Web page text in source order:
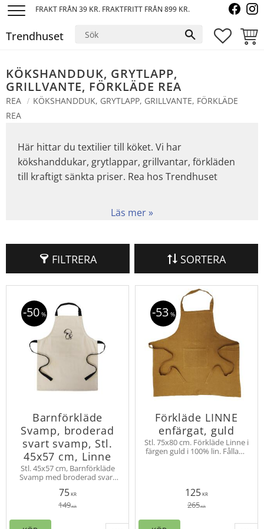
FRAKT FRÅN 39 KR. FRAKTFRITT FRÅN 899 KR.
Trendhuset
KÖKSHANDDUK, GRYTLAPP,
GRILLVANTE, FÖRKLÄDE REA
REA
KÖKSHANDDUK, GRYTLAPP, GRILLVANTE, FÖRKLÄDE
REA
Här hittar du textilier till köket. Vi har
kökshanddukar, grytlappar, grillvantar, förkläden
till kraftigt sänkta priser. Rea hos Trendhuset
FILTRERA SORTERA
Barnförkläde
Svamp, broderad
svart svamp, Stl.
45x57 cm, Linne
Stl. 45x57 cm, Barnförkläde
Svamp med broderad svart
som reglerar storleken.
75KR
149KR
50 %
Förkläde LINNE
enfärgat, guld
Stl. 75x80 cm. Förkläde Linne i
färgen guld i 100% lin. Fållade
125KR
265KR
53 %